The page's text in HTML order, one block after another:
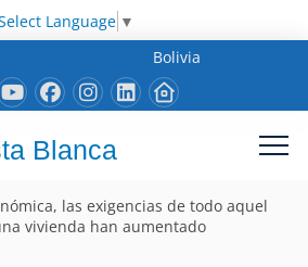
Language ▼
Bolivia
Blanca
las exigencias de todo aquel
vivienda han aumentado